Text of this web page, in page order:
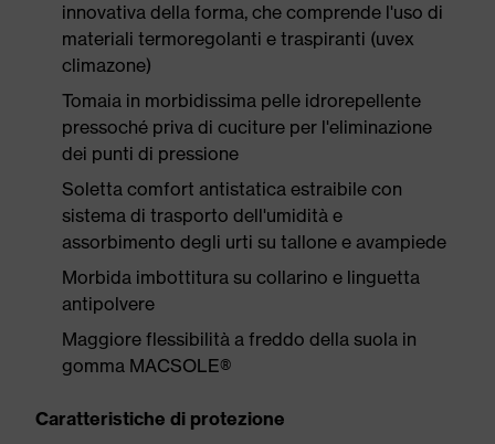
innovativa della forma, che comprende l'uso di
materiali termoregolanti e traspiranti (uvex
climazone)
Tomaia in morbidissima pelle idrorepellente
pressoché priva di cuciture per l'eliminazione
dei punti di pressione
Soletta comfort antistatica estraibile con
sistema di trasporto dell'umidità e
assorbimento degli urti su tallone e avampiede
Morbida imbottitura su collarino e linguetta
antipolvere
Maggiore flessibilità a freddo della suola in
gomma MACSOLE®
Caratteristiche di protezione